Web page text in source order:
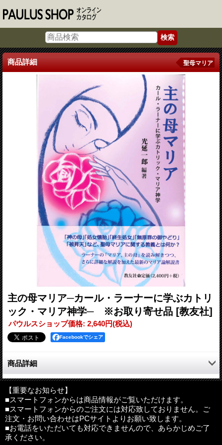
商品詳細 聖母マリア
主の母マリア─カール・ラーナーに学ぶカトリ
ック・マリア神学─ ※お取り寄せ品 [教友社]
パウルスショップ価格: 2,640円(税込)
Facebookでシェア
商品詳細
Ｋ・ラーナー『マリア、主の母』を読み解きつつ、さらに詳細な
解説を加えた最新のマリア論解説書。「神の母」「処女懐胎」
「終生処女」「無原罪の宿り」「被昇天」など 聖母マリアへの
崇敬の教義的内容を明らかにした。
編者：光延一郎
判型：A5判 並製
【重要なお知らせ】
■スマートフォンからは商品情報がご覧いただけます。
■スマートフォンからのご注文には対応致しておりません。ご
注文・お問い合わせはPCサイトよりお願い致します。
■お電話をいただいても対応できませんので、あらかじめご了
承ください。